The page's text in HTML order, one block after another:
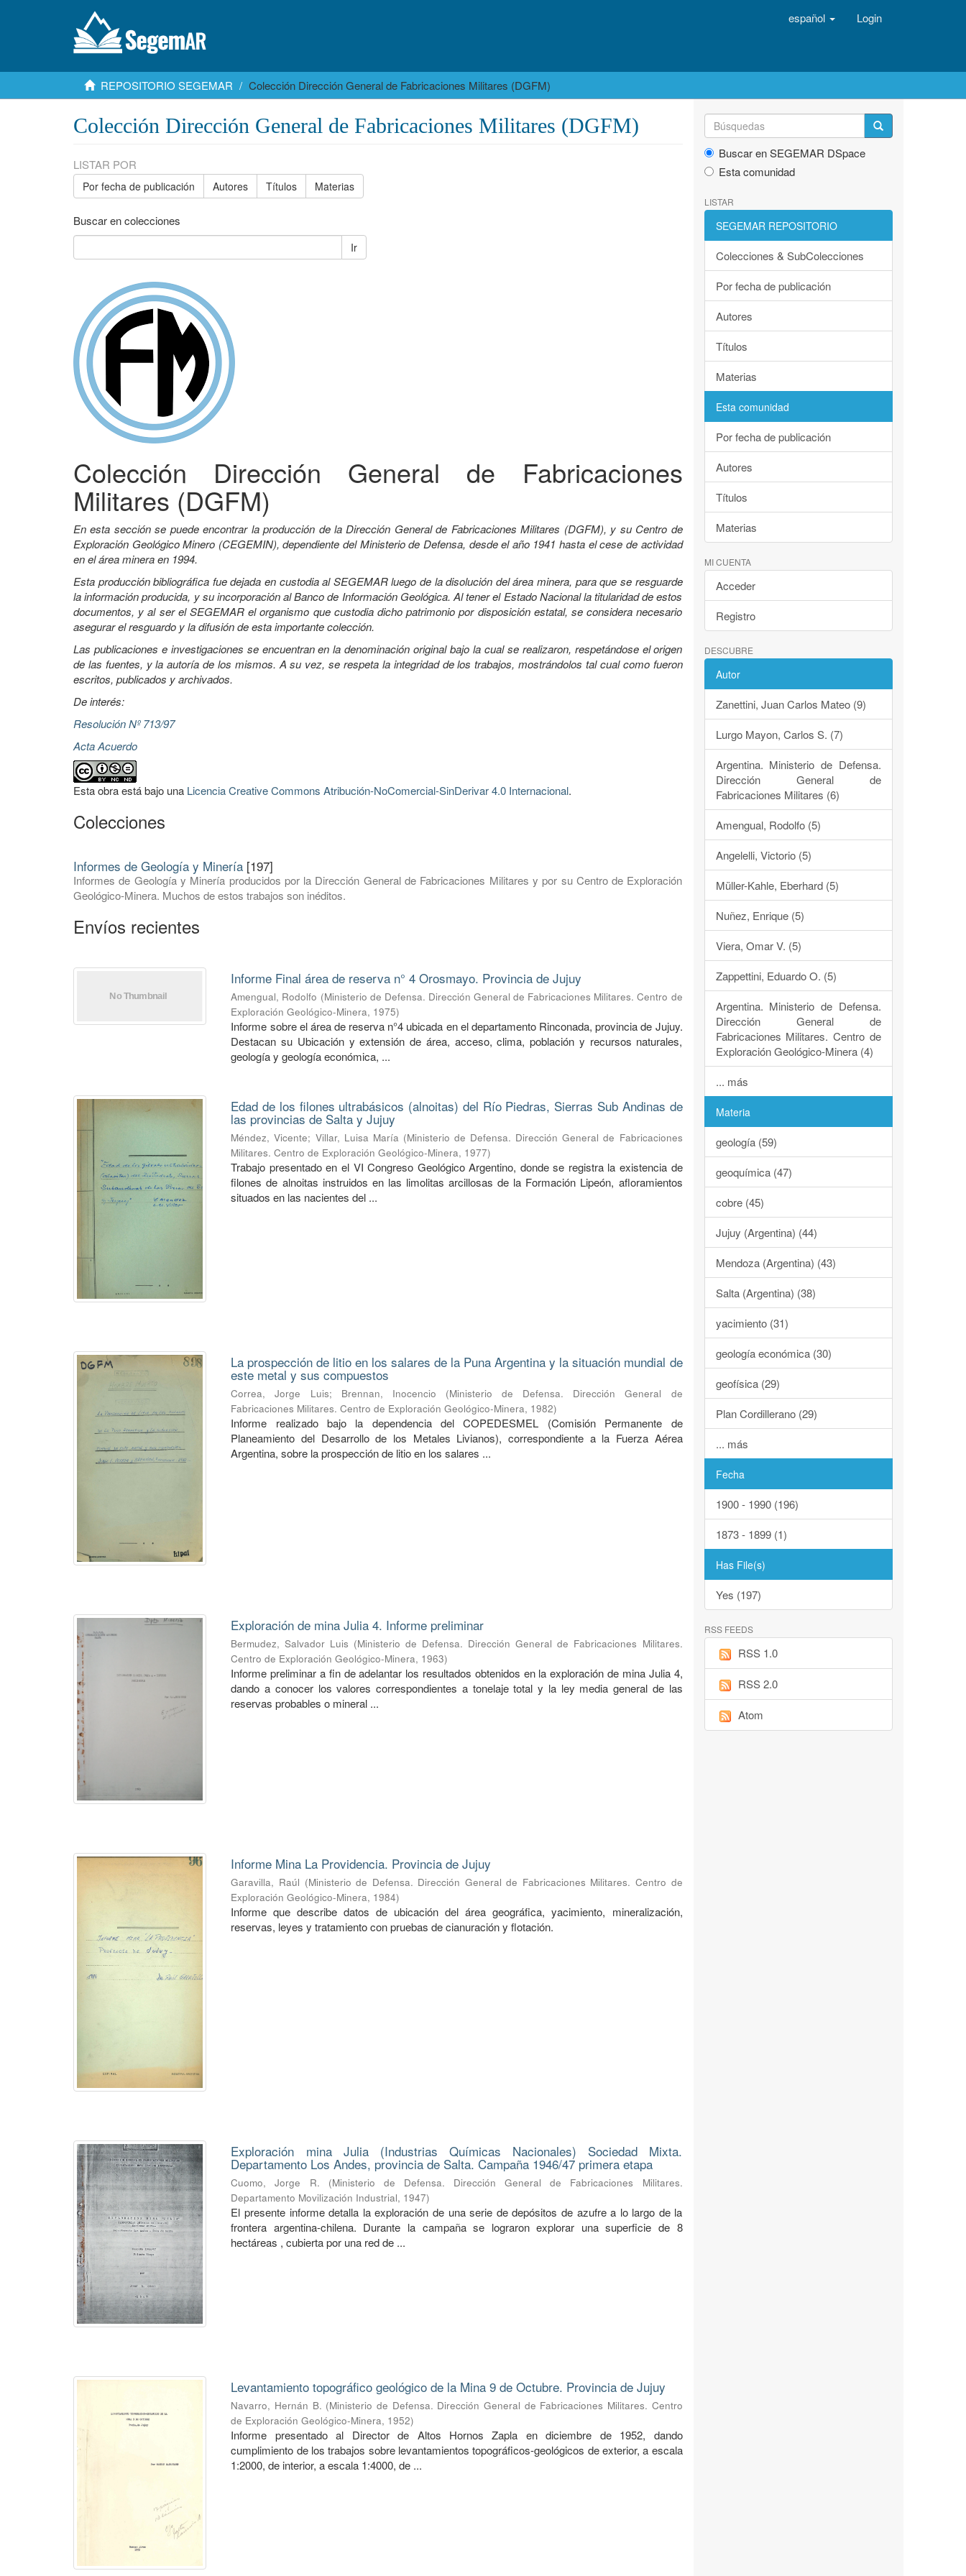
español Login
REPOSITORIO SEGEMAR Colección Dirección General de Fabricaciones Militares (DGFM)
Colección Dirección General de Fabricaciones Militares (DGFM)
LISTAR POR
Por fecha de publicación Autores Títulos Materias
Buscar en colecciones
Ir
Colección Dirección General de Fabricaciones
Militares (DGFM)
En esta sección se puede encontrar la producción de la Dirección General de Fabricaciones Militares (DGFM), y su Centro de
Exploración Geológico Minero (CEGEMIN), dependiente del Ministerio de Defensa, desde el año 1941 hasta el cese de actividad
en el área minera en 1994.
Esta producción bibliográfica fue dejada en custodia al SEGEMAR luego de la disolución del área minera, para que se resguarde
la información producida, y su incorporación al Banco de Información Geológica. Al tener el Estado Nacional la titularidad de estos
documentos, y al ser el SEGEMAR el organismo que custodia dicho patrimonio por disposición estatal, se considera necesario
asegurar el resguardo y la difusión de esta importante colección.
Las publicaciones e investigaciones se encuentran en la denominación original bajo la cual se realizaron, respetándose el origen
de las fuentes, y la autoría de los mismos. A su vez, se respeta la integridad de los trabajos, mostrándolos tal cual como fueron
escritos, publicados y archivados.
De interés:
Resolución Nº 713/97
Acta Acuerdo
Esta obra está bajo una Licencia Creative Commons Atribución-NoComercial-SinDerivar 4.0 Internacional.
Colecciones
Informes de Geología y Minería [197]
Informes de Geología y Minería producidos por la Dirección General de Fabricaciones Militares y por su Centro de Exploración
Geológico-Minera. Muchos de estos trabajos son inéditos.
Envíos recientes
Informe Final área de reserva n° 4 Orosmayo. Provincia de Jujuy
Amengual, Rodolfo (Ministerio de Defensa. Dirección General de Fabricaciones Militares. Centro de
Exploración Geológico-Minera, 1975)
Informe sobre el área de reserva n°4 ubicada en el departamento Rinconada, provincia de Jujuy.
Destacan su Ubicación y extensión de área, acceso, clima, población y recursos naturales,
geología y geología económica, ...
Edad de los filones ultrabásicos (alnoitas) del Río Piedras, Sierras Sub Andinas de
las provincias de Salta y Jujuy
Méndez, Vicente; Villar, Luisa María (Ministerio de Defensa. Dirección General de Fabricaciones
Militares. Centro de Exploración Geológico-Minera, 1977)
Trabajo presentado en el VI Congreso Geológico Argentino, donde se registra la existencia de
filones de alnoitas instruidos en las limolitas arcillosas de la Formación Lipeón, afloramientos
situados en las nacientes del ...
La prospección de litio en los salares de la Puna Argentina y la situación mundial de
este metal y sus compuestos
Correa, Jorge Luis; Brennan, Inocencio (Ministerio de Defensa. Dirección General de
Fabricaciones Militares. Centro de Exploración Geológico-Minera, 1982)
Informe realizado bajo la dependencia del COPEDESMEL (Comisión Permanente de
Planeamiento del Desarrollo de los Metales Livianos), correspondiente a la Fuerza Aérea
Argentina, sobre la prospección de litio en los salares ...
Exploración de mina Julia 4. Informe preliminar
Bermudez, Salvador Luis (Ministerio de Defensa. Dirección General de Fabricaciones Militares.
Centro de Exploración Geológico-Minera, 1963)
Informe preliminar a fin de adelantar los resultados obtenidos en la exploración de mina Julia 4,
dando a conocer los valores correspondientes a tonelaje total y la ley media general de las
reservas probables o mineral ...
Informe Mina La Providencia. Provincia de Jujuy
Garavilla, Raúl (Ministerio de Defensa. Dirección General de Fabricaciones Militares. Centro de
Exploración Geológico-Minera, 1984)
Informe que describe datos de ubicación del área geográfica, yacimiento, mineralización,
reservas, leyes y tratamiento con pruebas de cianuración y flotación.
Exploración mina Julia (Industrias Químicas Nacionales) Sociedad Mixta.
Departamento Los Andes, provincia de Salta. Campaña 1946/47 primera etapa
Cuomo, Jorge R. (Ministerio de Defensa. Dirección General de Fabricaciones Militares.
Departamento Movilización Industrial, 1947)
El presente informe detalla la exploración de una serie de depósitos de azufre a lo largo de la
frontera argentina-chilena. Durante la campaña se lograron explorar una superficie de 8
hectáreas , cubierta por una red de ...
Levantamiento topográfico geológico de la Mina 9 de Octubre. Provincia de Jujuy
Navarro, Hernán B. (Ministerio de Defensa. Dirección General de Fabricaciones Militares. Centro
de Exploración Geológico-Minera, 1952)
Informe presentado al Director de Altos Hornos Zapla en diciembre de 1952, dando
cumplimiento de los trabajos sobre levantamientos topográficos-geológicos de exterior, a escala
1:2000, de interior, a escala 1:4000, de ...
Buscar en SEGEMAR DSpace
Esta comunidad
LISTAR
SEGEMAR REPOSITORIO
Colecciones & SubColecciones
Por fecha de publicación
Autores
Títulos
Materias
Esta comunidad
Por fecha de publicación
Autores
Títulos
Materias
MI CUENTA
Acceder
Registro
DESCUBRE
Autor
Zanettini, Juan Carlos Mateo (9)
Lurgo Mayon, Carlos S. (7)
Argentina. Ministerio de Defensa.
Dirección General de
Fabricaciones Militares (6)
Amengual, Rodolfo (5)
Angelelli, Victorio (5)
Müller-Kahle, Eberhard (5)
Nuñez, Enrique (5)
Viera, Omar V. (5)
Zappettini, Eduardo O. (5)
Argentina. Ministerio de Defensa.
Dirección General de
Fabricaciones Militares. Centro de
Exploración Geológico-Minera (4)
... más
Materia
geología (59)
geoquímica (47)
cobre (45)
Jujuy (Argentina) (44)
Mendoza (Argentina) (43)
Salta (Argentina) (38)
yacimiento (31)
geología económica (30)
geofísica (29)
Plan Cordillerano (29)
... más
Fecha
1900 - 1990 (196)
1873 - 1899 (1)
Has File(s)
Yes (197)
RSS FEEDS
RSS 1.0
RSS 2.0
Atom